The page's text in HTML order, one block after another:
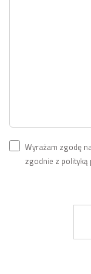
Wyrażam zgodę
zgodnie z polityką